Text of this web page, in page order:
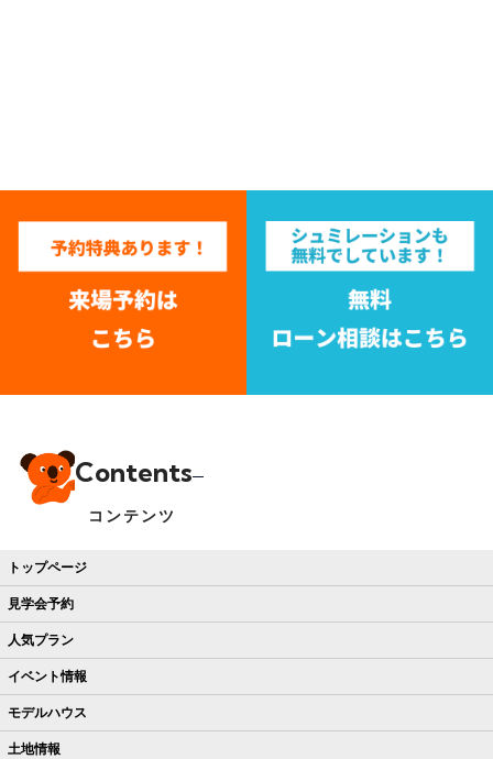
Contents
コンテンツ
トップページ
見学会予約
人気プラン
イベント情報
モデルハウス
土地情報